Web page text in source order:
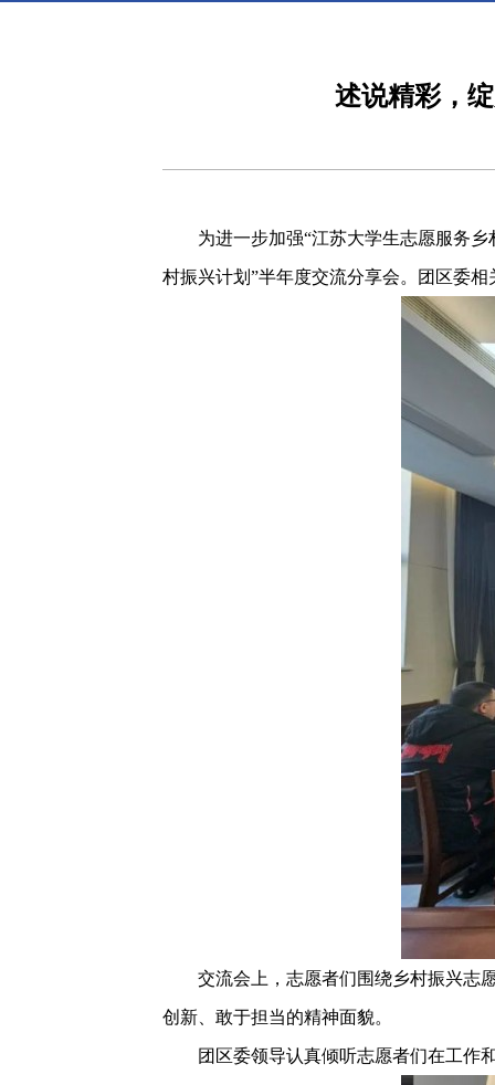
述说精彩，
为进一步加强“江苏大学生志愿服务
村振兴计划”半年度交流分享会。团区委
交流会上，志愿者们围绕乡村振兴志
创新、敢于担当的精神面貌。
团区委领导认真倾听志愿者们在工作